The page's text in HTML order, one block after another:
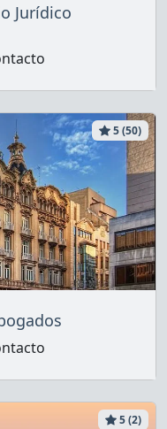
Jurídico
5 (50)
5 (2)